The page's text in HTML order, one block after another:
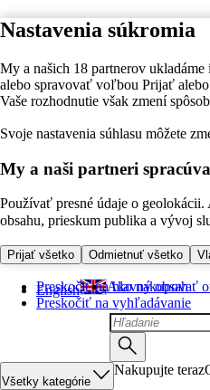
Nastavenia súkromia
My a našich 18 partnerov
alebo spravovať voľbou Prijať
Vaše rozhodnutie však zmení
Svoje nastavenia súhlasu môžete
My a naši partneri
Používať presné údaje o
obsahu, prieskum publika a vývoj
Prijať všetko Odmietnuť všetko
Preskočiť na hlavný obsah
Preskočiť na vyhľadávanie
English Ako nakupovať
Všetky kategórie
Nakupujte teraz